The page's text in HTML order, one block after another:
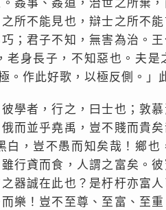
姦事、姦道，治世之所棄
所不能見也，辯士之所不
；君子不知，無害為治。
身長子，不知惡也。夫
。作此好歌，以極反側。」
學者，行之，曰士也；敦
而並乎堯禹，豈不賤而貴
，豈不愚而知矣哉！鄉
行貣而食，人謂之富矣。
器誠在此也？是杅杅亦富
樂！豈不至尊、至富、至